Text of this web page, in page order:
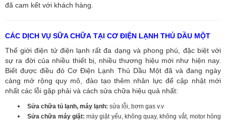
đã cam kết với khách hàng.
CÁC DỊCH VỤ SỮA CHỮA TẠI CƠ ĐIỆN LẠNH THỦ DẦU MỘT
Thế giới điện tử điện lạnh rất đa dạng và phong phú, đặc biệt với
sự ra đời của nhiều thiết bị, nhiều thương hiệu mới như hiện nay.
Biết được điều đó Cơ Điện Lạnh Thủ Dầu Một đã và đang ngày
càng mở rộng quy mô, đào tạo thêm nhân lực để cập nhật mới
nhất các lỗi gặp phải và cách sửa chữa hiệu quả nhất:
Sửa chữa tủ lạnh, máy lạnh: sửa lỗi, bơm gas v.v
Sửa chữa máy giặt:máy giặt yếu, không quay, không vắt, motor hỏng